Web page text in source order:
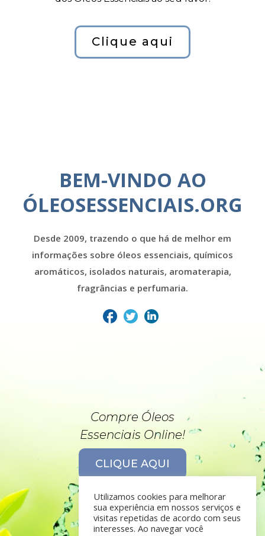
Clique aqui
BEM-VINDO AO
ÓLEOSESSENCIAIS.ORG
Desde 2009, trazendo o que há de melhor em
informações sobre óleos essenciais, químicos
aromáticos, isolados naturais, aromaterapia,
fragrâncias e perfumaria.
Compre Óleos
Essenciais Online!
CLIQUE AQUI
Utilizamos cookies para melhorar
sua experiência em nossos serviços e
visitas repetidas de acordo com seus
interesses. Ao navegar você